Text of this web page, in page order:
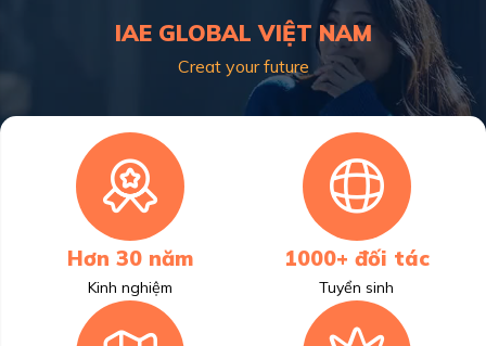
IAE GLOBAL VIỆT NAM
Creat your future
Hơn 30 năm
Kinh nghiệm
1000+ đối tác
Tuyển sinh